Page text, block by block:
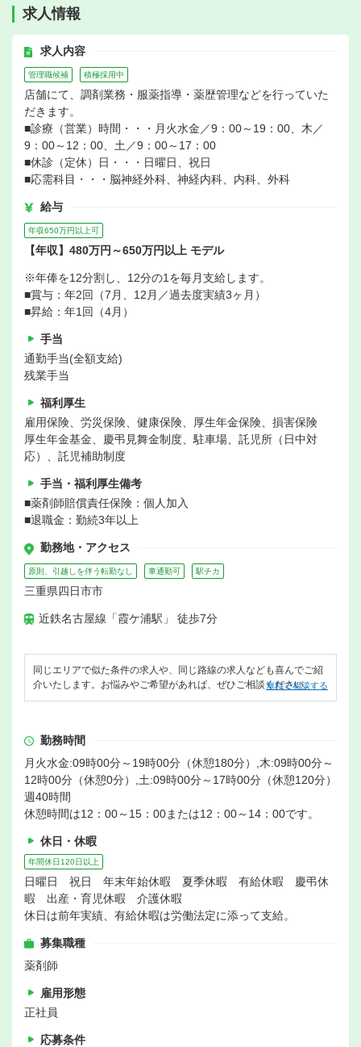
求人情報
求人内容
管理職候補 積極採用中
店舗にて、調剤業務・服薬指導・薬歴管理などを行っていた
だきます。
■診療（営業）時間・・・月火水金／9：00～19：00、木／
9：00～12：00、土／9：00～17：00
■休診（定休）日・・・日曜日、祝日
■応需科目・・・脳神経外科、神経内科、内科、外科
給与
年収650万円以上可
【年収】480万円～650万円以上 モデル
※年俸を12分割し、12分の1を毎月支給します。
■賞与：年2回（7月、12月／過去度実績3ヶ月）
■昇給：年1回（4月）
手当
通勤手当(全額支給)
残業手当
福利厚生
雇用保険、労災保険、健康保険、厚生年金保険、損害保険
厚生年金基金、慶弔見舞金制度、駐車場、託児所（日中対
応）、託児補助制度
手当・福利厚生備考
■薬剤師賠償責任保険：個人加入
■退職金：勤続3年以上
勤務地・アクセス
原則、引越しを伴う転勤なし 車通勤可 駅チカ
三重県四日市市
近鉄名古屋線「霞ケ浦駅」 徒歩7分
同じエリアで似た条件の求人や、同じ路線の求人なども喜んでご紹
介いたします。お悩みやご希望があれば、ぜひご相談ください。
無料で相談する
勤務時間
月火水金:09時00分～19時00分（休憩180分）,木:09時00分～
12時00分（休憩0分）,土:09時00分～17時00分（休憩120分）
週40時間
休憩時間は12：00～15：00または12：00～14：00です。
休日・休暇
年間休日120日以上
日曜日 祝日 年末年始休暇 夏季休暇 有給休暇 慶弔休
暇 出産・育児休暇 介護休暇
休日は前年実績、有給休暇は労働法定に添って支給。
募集職種
薬剤師
雇用形態
正社員
応募条件